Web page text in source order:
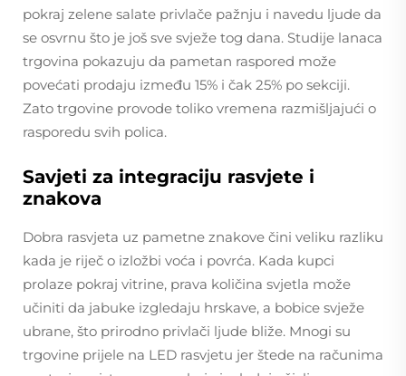
pokraj zelene salate privlače pažnju i navedu ljude da
se osvrnu što je još sve svježe tog dana. Studije lanaca
trgovina pokazuju da pametan raspored može
povećati prodaju između 15% i čak 25% po sekciji.
Zato trgovine provode toliko vremena razmišljajući o
rasporedu svih polica.
Savjeti za integraciju rasvjete i
znakova
Dobra rasvjeta uz pametne znakove čini veliku razliku
kada je riječ o izložbi voća i povrća. Kada kupci
prolaze pokraj vitrine, prava količina svjetla može
učiniti da jabuke izgledaju hrskave, a bobice svježe
ubrane, što prirodno privlači ljude bliže. Mnogi su
trgovine prijele na LED rasvjetu jer štede na računima